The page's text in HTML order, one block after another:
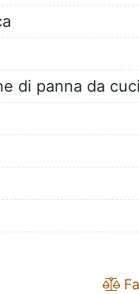
di panna da